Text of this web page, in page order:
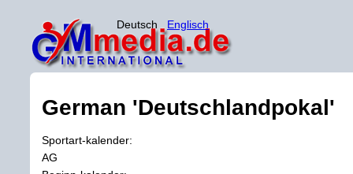
Deutsch Englisch
German 'Deutschlandpokal'
Sportart-kalender:
AG